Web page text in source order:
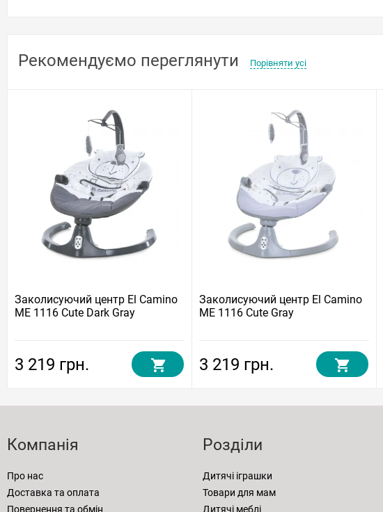
Рекомендуємо переглянути Порівняти усі
Заколисуючий центр El Camino
ME 1116 Cute Dark Gray
3 219 грн.
Заколисуючий центр El Camino
ME 1116 Cute Gray
3 219 грн.
Компанія
Про нас
Доставка та оплата
Повернення та обмін
Розділи
Дитячі іграшки
Товари для мам
Дитячі меблі